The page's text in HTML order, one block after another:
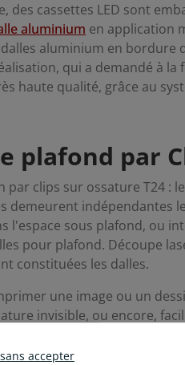
cassettes LED sont
aluminium en application
aluminium en
qui a demandé à
haute qualité, grâce au
plafond par
par clips sur ossature T24
demeurent indépendantes
l'espace sous plafond, ou
pour plafond. Découpe
constituées les dalles.
une image ou un
invisible, ou encore,
accepter